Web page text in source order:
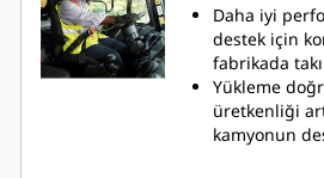
Daha iyi
destek için
fabrikada
Yükleme
üretkenliği
kamyonun